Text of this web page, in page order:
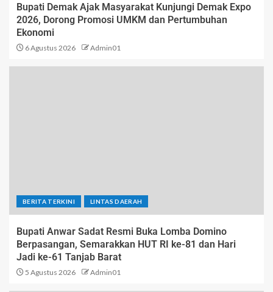
Bupati Demak Ajak Masyarakat Kunjungi Demak Expo
2026, Dorong Promosi UMKM dan Pertumbuhan
Ekonomi
6 Agustus 2026 Admin01
BERITA TERKINI LINTAS DAERAH
Bupati Anwar Sadat Resmi Buka Lomba Domino
Berpasangan, Semarakkan HUT RI ke-81 dan Hari
Jadi ke-61 Tanjab Barat
5 Agustus 2026 Admin01